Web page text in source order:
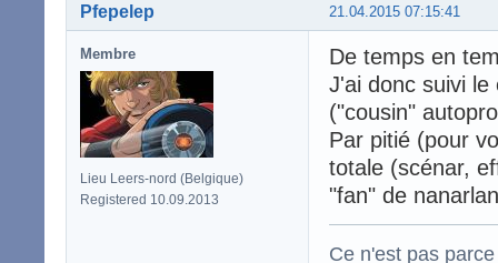
21.04.2015 07:15:41
Pfepelep
Membre
Lieu Leers-nord (Belgique)
Registered 10.09.2013
De temps en
J'ai donc suivi
("cousin"
Par pitié (pour
totale (scénar,
"fan" de
Ce n'est pas